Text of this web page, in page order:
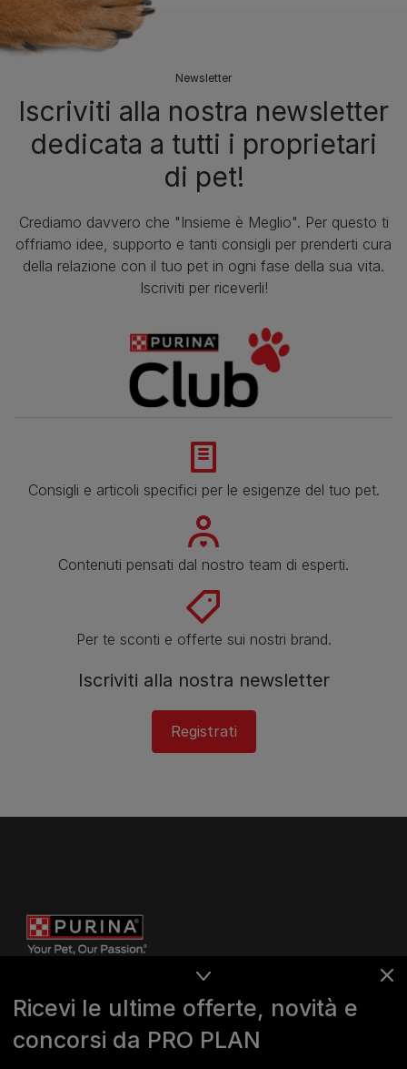
Newsletter
Iscriviti alla nostra newsletter
dedicata a tutti i proprietari
di pet!
Crediamo davvero che "Insieme è Meglio". Per questo ti
offriamo idee, supporto e tanti consigli per prenderti cura
della relazione con il tuo pet in ogni fase della sua vita.
Iscriviti per riceverli!
Consigli e articoli specifici per le esigenze del tuo pet.
Contenuti pensati dal nostro team di esperti.
Per te sconti e offerte sui nostri brand.
Iscriviti alla nostra newsletter
Registrati
Ricevi le ultime offerte, novità e
concorsi da PRO PLAN